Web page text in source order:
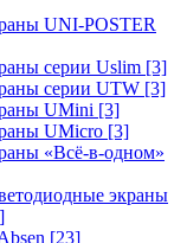
UNI-POSTER
серии Uslim [3]
серии UTW [3]
UMini [3]
UMicro [3]
«Всё-в-одном»
экраны
[23]